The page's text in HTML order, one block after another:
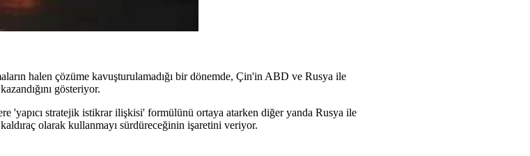
halen çözüme kavuşturulamadığı bir dönemde, Çin'in ABD ve Rusya ile
gösteriyor.
'yapıcı stratejik istikrar ilişkisi' formülünü ortaya atarken diğer yanda Rusya ile
olarak kullanmayı sürdüreceğinin işaretini veriyor.